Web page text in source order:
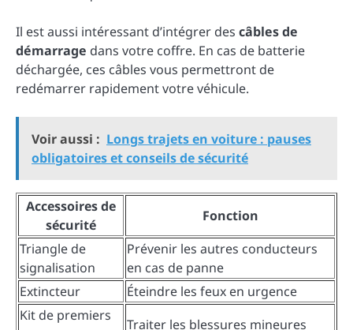
Il est aussi intéressant d’intégrer des câbles de
démarrage dans votre coffre. En cas de batterie
déchargée, ces câbles vous permettront de
redémarrer rapidement votre véhicule.
Voir aussi : Longs trajets en voiture : pauses
obligatoires et conseils de sécurité
Accessoires de
sécurité
Fonction
Triangle de
signalisation
Prévenir les autres conducteurs
en cas de panne
Extincteur
Éteindre les feux en urgence
Kit de premiers
Traiter les blessures mineures